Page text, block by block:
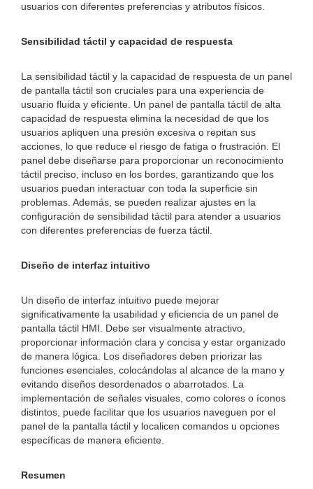
usuarios con diferentes preferencias y atributos físicos.
Sensibilidad táctil y capacidad de respuesta
La sensibilidad táctil y la capacidad de respuesta de un panel
de pantalla táctil son cruciales para una experiencia de
usuario fluida y eficiente. Un panel de pantalla táctil de alta
capacidad de respuesta elimina la necesidad de que los
usuarios apliquen una presión excesiva o repitan sus
acciones, lo que reduce el riesgo de fatiga o frustración. El
panel debe diseñarse para proporcionar un reconocimiento
táctil preciso, incluso en los bordes, garantizando que los
usuarios puedan interactuar con toda la superficie sin
problemas. Además, se pueden realizar ajustes en la
configuración de sensibilidad táctil para atender a usuarios
con diferentes preferencias de fuerza táctil.
Diseño de interfaz intuitivo
Un diseño de interfaz intuitivo puede mejorar
significativamente la usabilidad y eficiencia de un panel de
pantalla táctil HMI. Debe ser visualmente atractivo,
proporcionar información clara y concisa y estar organizado
de manera lógica. Los diseñadores deben priorizar las
funciones esenciales, colocándolas al alcance de la mano y
evitando diseños desordenados o abarrotados. La
implementación de señales visuales, como colores o íconos
distintos, puede facilitar que los usuarios naveguen por el
panel de la pantalla táctil y localicen comandos u opciones
específicas de manera eficiente.
Resumen